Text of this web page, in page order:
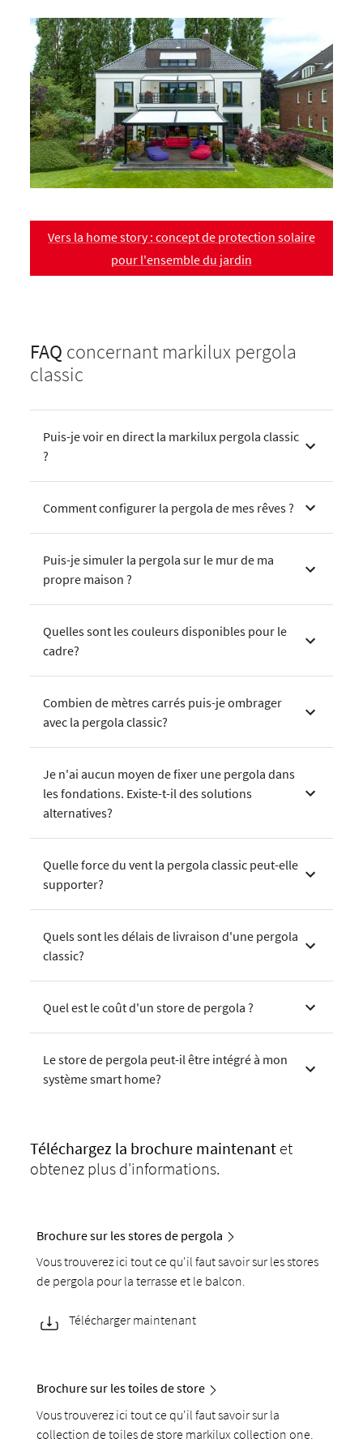
Vers la home story : concept de protection solaire
pour l'ensemble du jardin
FAQ concernant markilux pergola
classic
Puis-je voir en direct la markilux pergola classic
?
Comment configurer la pergola de mes rêves ?
Puis-je simuler la pergola sur le mur de ma
propre maison ?
Quelles sont les couleurs disponibles pour le
cadre?
Combien de mètres carrés puis-je ombrager
avec la pergola classic?
Je n'ai aucun moyen de fixer une pergola dans
les fondations. Existe-t-il des solutions
alternatives?
Quelle force du vent la pergola classic peut-elle
supporter?
Quels sont les délais de livraison d'une pergola
classic?
Quel est le coût d'un store de pergola ?
Le store de pergola peut-il être intégré à mon
système smart home?
Téléchargez la brochure maintenant et
obtenez plus d'informations.
Brochure sur les stores de pergola
Vous trouverez ici tout ce qu'il faut savoir sur les stores
de pergola pour la terrasse et le balcon.
Télécharger maintenant
Brochure sur les toiles de store
Vous trouverez ici tout ce qu'il faut savoir sur la
collection de toiles de store markilux collection one.